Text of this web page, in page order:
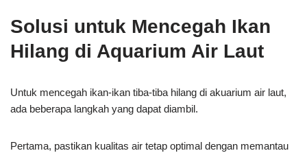
Solusi untuk Mencegah Ikan
Hilang di Aquarium Air Laut
Untuk mencegah ikan-ikan tiba-tiba hilang di akuarium air laut,
ada beberapa langkah yang dapat diambil.
Pertama, pastikan kualitas air tetap optimal dengan memantau